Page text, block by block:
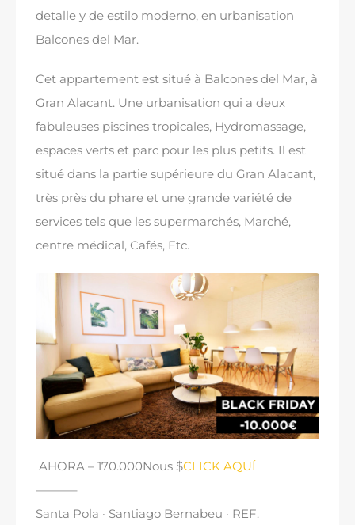
detalle y de estilo moderno, en urbanisation
Balcones del Mar.
Cet appartement est situé à Balcones del Mar, à
Gran Alacant. Une urbanisation qui a deux
fabuleuses piscines tropicales, Hydromassage,
espaces verts et parc pour les plus petits. Il est
situé dans la partie supérieure du Gran Alacant,
très près du phare et une grande variété de
services tels que les supermarchés, Marché,
centre médical, Cafés, Etc.
AHORA – 170.000Nous $CLICK AQUÍ
———–
Santa Pola · Santiago Bernabeu · REF.